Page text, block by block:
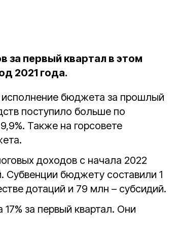
первый квартал в этом
2021 года.
бюджета за прошлый
поступило больше по
Также на горсовете
доходов с начала 2022
Субвенции бюджету составили 1
дотаций и 79 млн – субсидий.
за первый квартал. Они